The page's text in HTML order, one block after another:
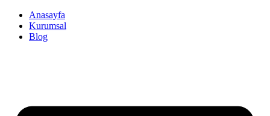
İçeriğe Anasayfa
Kurumsal
Blog